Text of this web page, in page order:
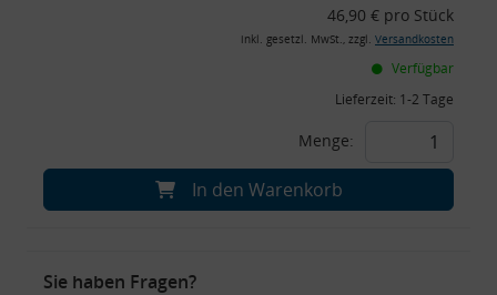
46,90 € pro Stück
inkl. gesetzl. MwSt., zzgl. Versandkosten
Verfügbar
Lieferzeit: 1-2 Tage
Menge:
In den Warenkorb
Sie haben Fragen?